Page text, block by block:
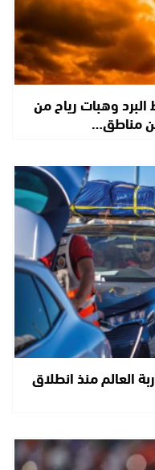
وهبات رياح من
من مناطق…
من مغاربة العالم منذ انطلاق